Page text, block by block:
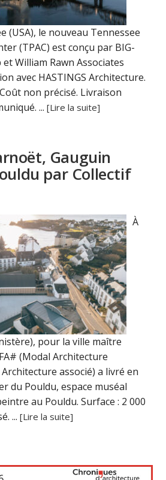
(USA), le nouveau Tennessee
(TPAC) est conçu par BIG-
William Rawn Associates
avec HASTINGS Architecture.
non précisé. Livraison
...[Lire la suite]
Gauguin
par Collectif
À
pour la ville maître
(Modal Architecture
associé) a livré en
du Pouldu, espace muséal
au Pouldu. Surface : 2 000
...[Lire la suite]